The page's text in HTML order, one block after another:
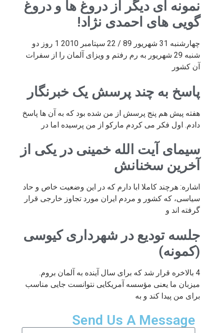
نمونه ای دیگر از دروغ ها و دروغ
گویی های احمدی نژاد!
چهارشنبه 31 شهریور 89 / 22 سپتامبر 2010 1 روز دو
شنبه 29 شهریور به رم رفتم و ویزای آلمان را از سفرات
آن کشور
پاسخ به چند پرسش یک خبرنگار
هفته پیش هم پنج پرسش از من شده بود که به آن ها پاسخ
دادم. اول فکر می کردم مارکو از من پرسیده اما در
سیمای آیت الله خمینی در یکی از
آخرین سخنانش
اشاره: هرچند کاملا ابا دارم که در این وضعیت خاص و حاد
سیاسی، که کشور و مردم ایران مورد تجاوز خارجی قرار
گرفته اند و
جلسه تودیع در شهرداری کیوسی
(کمونه)
4 بالاخره قرار شد که برای سال آینده به آلمان بروم.
میزبان ما یعنی مؤسسه آمریکایی نتوانست جایی مناسب
برای من پیدا کند و به
Send Us A Message